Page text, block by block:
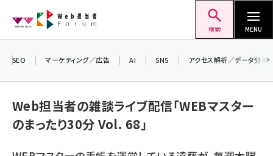
ン
検索 MENU
SEO マーケティング／広告 AI SNS アクセス解析／データ分析
Web担当者の雑談ライブ配信「WEBマスター
のまったり30分 Vol. 68」